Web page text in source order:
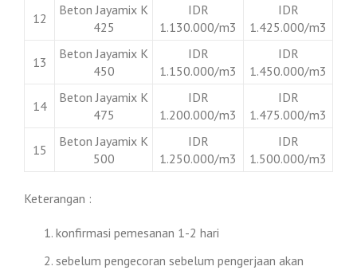
12
Beton Jayamix K
425
IDR
1.130.000/m3
IDR
1.425.000/m3
13
Beton Jayamix K
450
IDR
1.150.000/m3
IDR
1.450.000/m3
14
Beton Jayamix K
475
IDR
1.200.000/m3
IDR
1.475.000/m3
15
Beton Jayamix K
500
IDR
1.250.000/m3
IDR
1.500.000/m3
Keterangan :
konfirmasi pemesanan 1-2 hari
sebelum pengecoran sebelum pengerjaan akan